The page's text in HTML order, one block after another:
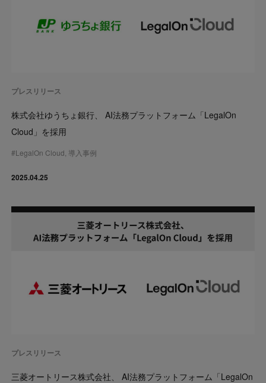
プレスリリース
株式会社ゆうちょ銀行、 AI法務プラットフォーム「LegalOn
Cloud」を採用
#LegalOn Cloud 導入事例
2025.04.25
プレスリリース
三菱オートリース株式会社、 AI法務プラットフォーム「LegalOn